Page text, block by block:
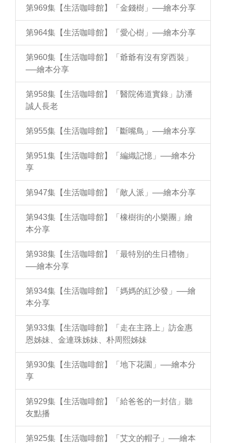
第969集【生活咖啡館】「金錢樹」──繪本分享
第964集【生活咖啡館】「愛心樹」──繪本分享
第960集【生活咖啡館】「爺爺有沒有穿西裝」
──繪本分享
第958集【生活咖啡館】「醫院佈道實錄」訪潘
誠人長老
第955集【生活咖啡館】「斷嘴鳥」──繪本分享
第951集【生活咖啡館】「編織記憶」──繪本分
享
第947集【生活咖啡館】「敵人派」──繪本分享
第943集【生活咖啡館】「橡樹街的小樂團」繪
本分享
第938集【生活咖啡館】「最特別的生日禮物」
──繪本分享
第934集【生活咖啡館】「媽媽的紅沙發」──繪
本分享
第933集【生活咖啡館】「走在主路上」訪金惠
恩姊妹、金連珠姊妹、朴周熙姊妹
第930集【生活咖啡館】「地下花園」──繪本分
享
第929集【生活咖啡館】「給爸爸的一封信」聽
友點播
第925集【生活咖啡館】「艾文的帽子」──繪本